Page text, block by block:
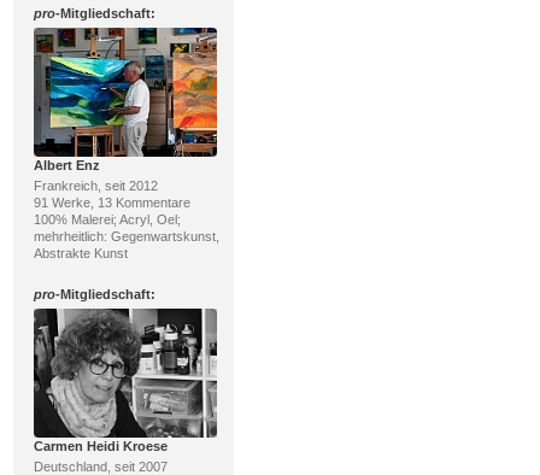
pro-Mitgliedschaft:
Albert Enz
Frankreich, seit 2012
91 Werke, 13 Kommentare
100% Malerei; Acryl, Oel;
mehrheitlich: Gegenwartskunst,
Abstrakte Kunst
pro-Mitgliedschaft:
Carmen Heidi Kroese
Deutschland, seit 2007